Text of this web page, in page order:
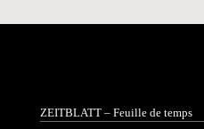
ZEITBLATT – Feuille de temps